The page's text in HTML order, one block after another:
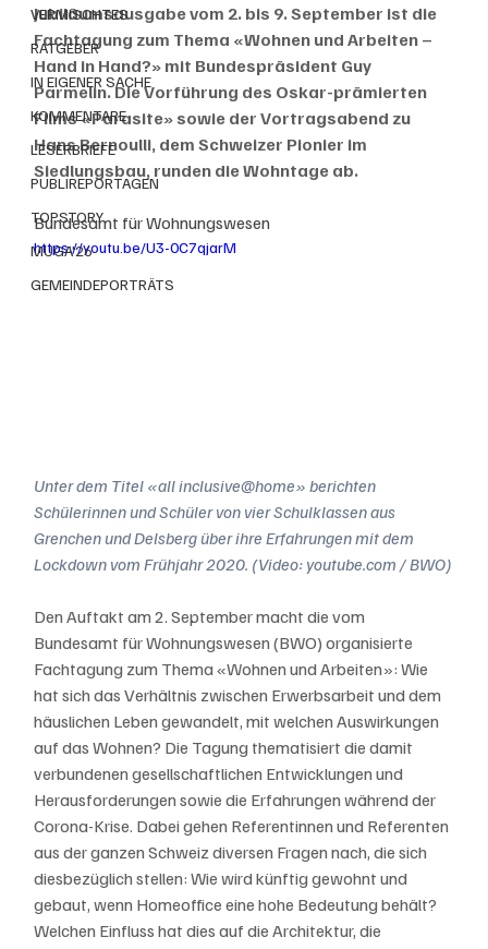
VERMISCHTES
RATGEBER
IN EIGENER SACHE
KOMMENTARE
LESERBRIEFE
PUBLIREPORTAGEN
TOPSTORY
MUGA'26
GEMEINDEPORTRÄTS
Jubiläumsausgabe vom 2. bis 9. September ist die
Fachtagung zum Thema «Wohnen und Arbeiten –
Hand in Hand?» mit Bundespräsident Guy
Parmelin. Die Vorführung des Oskar-prämierten
Films «Parasite» sowie der Vortragsabend zu
Hans Bernoulli, dem Schweizer Pionier im
Siedlungsbau, runden die Wohntage ab.
Bundesamt für Wohnungswesen
https://youtu.be/U3-0C7qjarM
Unter dem Titel «all inclusive@home» berichten
Schülerinnen und Schüler von vier Schulklassen aus
Grenchen und Delsberg über ihre Erfahrungen mit dem
Lockdown vom Frühjahr 2020. (Video: youtube.com / BWO)
Den Auftakt am 2. September macht die vom
Bundesamt für Wohnungswesen (BWO) organisierte
Fachtagung zum Thema «Wohnen und Arbeiten»: Wie
hat sich das Verhältnis zwischen Erwerbsarbeit und dem
häuslichen Leben gewandelt, mit welchen Auswirkungen
auf das Wohnen? Die Tagung thematisiert die damit
verbundenen gesellschaftlichen Entwicklungen und
Herausforderungen sowie die Erfahrungen während der
Corona-Krise. Dabei gehen Referentinnen und Referenten
aus der ganzen Schweiz diversen Fragen nach, die sich
diesbezüglich stellen: Wie wird künftig gewohnt und
gebaut, wenn Homeoffice eine hohe Bedeutung behält?
Welchen Einfluss hat dies auf die Architektur, die